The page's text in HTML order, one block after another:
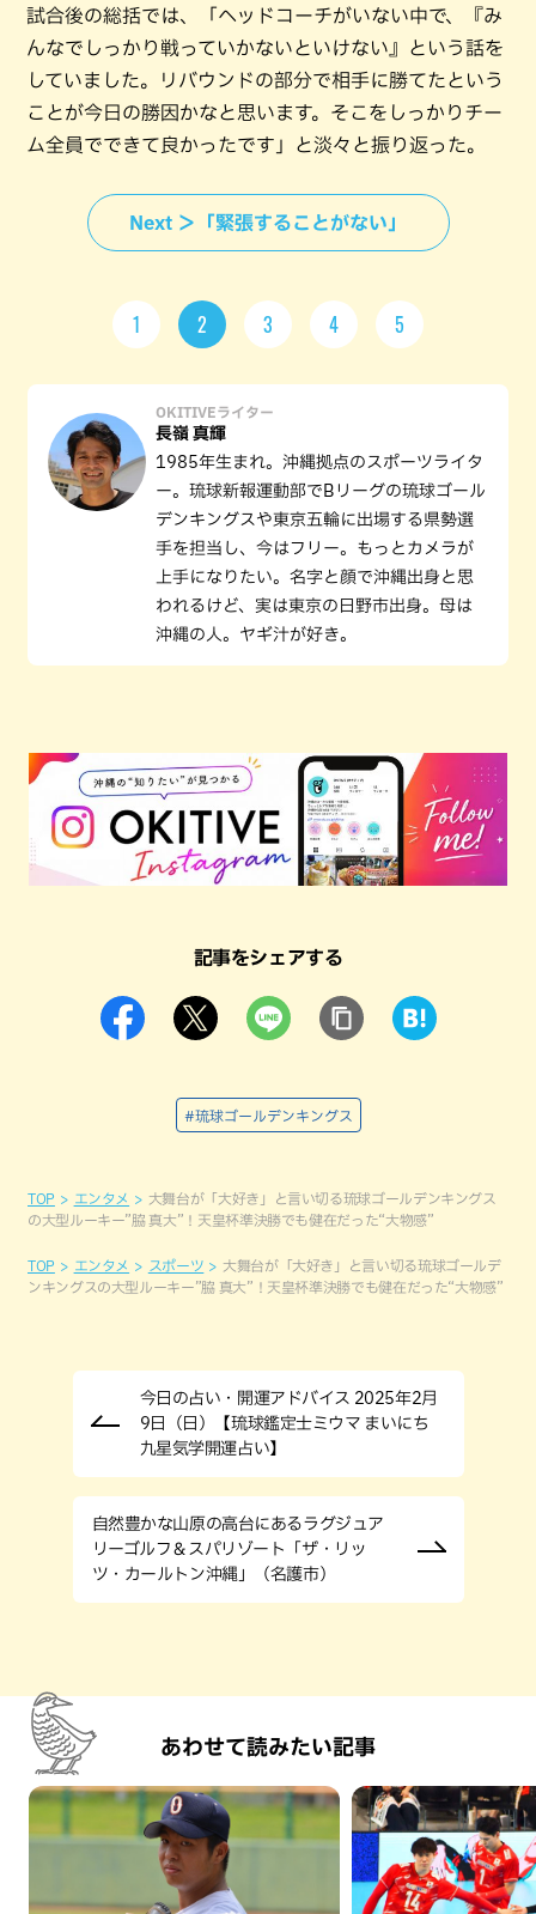
試合後の総括では、「ヘッドコーチがいない中で、『み
んなでしっかり戦っていかないといけない』という話を
していました。リバウンドの部分で相手に勝てたという
ことが今日の勝因かなと思います。そこをしっかりチー
ム全員でできて良かったです」と淡々と振り返った。
Next ＞「緊張することがない」
1 2 3 4 5
OKITIVEライター
長嶺 真輝
1985年生まれ。沖縄拠点のスポーツライタ
ー。琉球新報運動部でBリーグの琉球ゴール
デンキングスや東京五輪に出場する県勢選
手を担当し、今はフリー。もっとカメラが
上手になりたい。名字と顔で沖縄出身と思
われるけど、実は東京の日野市出身。母は
沖縄の人。ヤギ汁が好き。
記事をシェアする
#琉球ゴールデンキングス
TOP エンタメ
大舞台が「大好き」と言い切る琉球ゴールデンキングス
の大型ルーキー”脇 真大”！天皇杯準決勝でも健在だった“大物感”
TOP エンタメ スポーツ
大舞台が「大好き」と言い切る琉球ゴールデ
ンキングスの大型ルーキー”脇 真大”！天皇杯準決勝でも健在だった“大物感”
今日の占い・開運アドバイス 2025年2月
9日（日）【琉球鑑定士ミウマ まいにち
九星気学開運占い】
自然豊かな山原の高台にあるラグジュア
リーゴルフ＆スパリゾート「ザ・リッ
ツ・カールトン沖縄」（名護市）
あわせて読みたい記事